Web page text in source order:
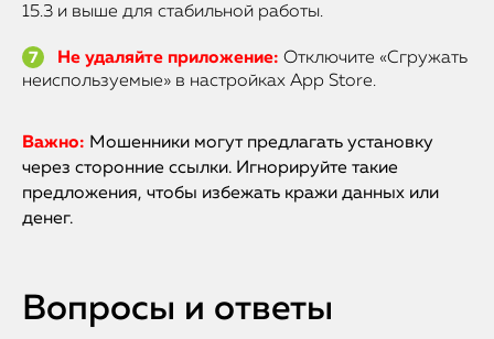
15.3 и выше для стабильной работы.
Не удаляйте приложение: Отключите «Сгружать
неиспользуемые» в настройках App Store.
Важно: Мошенники могут предлагать установку
через сторонние ссылки. Игнорируйте такие
предложения, чтобы избежать кражи данных или
денег.
Вопросы и ответы